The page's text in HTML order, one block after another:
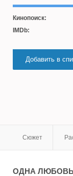
Кинопоиск:
IMDb:
Добавить в
Сюжет
ОДНА